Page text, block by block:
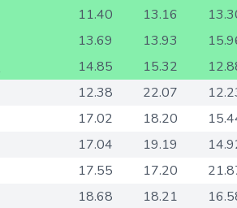
11.40 13.16
13.69 13.93
14.85 15.32
12.38 22.07
17.02 18.20
17.04 19.19
17.55 17.20
18.68 18.21